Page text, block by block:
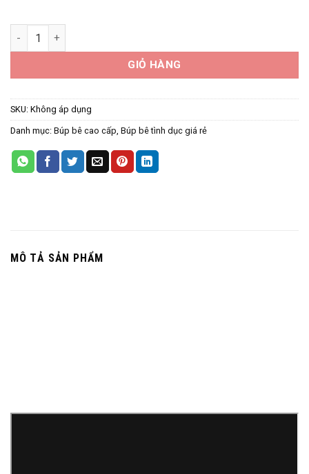
Búp bê tình dục người béo YuHatano số lượng
GIỎ HÀNG
SKU: Không áp dụng
Danh mục: Búp bê cao cấp Búp bê tình dục giá rẻ
MÔ TẢ SẢN PHẨM